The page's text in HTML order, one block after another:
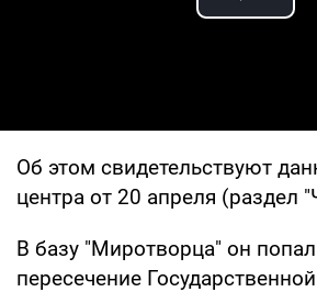
Play
Об этом свидетельствуют
центра от 20 апреля (раздел
В базу "Миротворца" он
пересечение